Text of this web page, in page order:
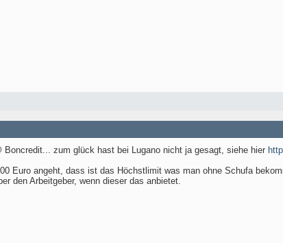
Boncredit... zum glück hast bei Lugano nicht ja gesagt, siehe hier
Euro angeht, dass ist das Höchstlimit was man ohne Schufa
den Arbeitgeber, wenn dieser das anbietet.